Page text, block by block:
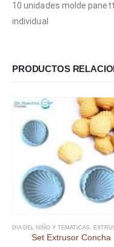
10 unidades molde
individual
PRODUCTOS
DIA DEL NIÑO Y TEMATICAS, EXTRUSOR
Set Extrusor Concha